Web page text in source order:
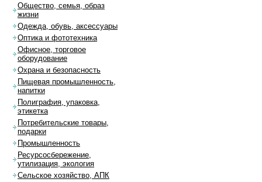
Общество, семья, образ
жизни
Одежда, обувь, аксессуары
Оптика и фототехника
Офисное, торговое
оборудование
Охрана и безопасность
Пищевая промышленность,
напитки
Полиграфия, упаковка,
этикетка
Потребительские товары,
подарки
Промышленность
Ресурсосбережение,
утилизация, экология
Сельское хозяйство, АПК